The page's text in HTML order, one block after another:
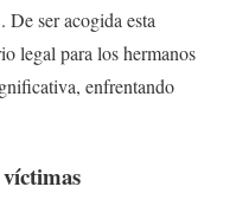
ser acogida esta
legal para los hermanos
enfrentando